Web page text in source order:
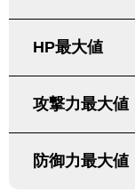
HP最大値
攻撃力最大値
防御力最大値